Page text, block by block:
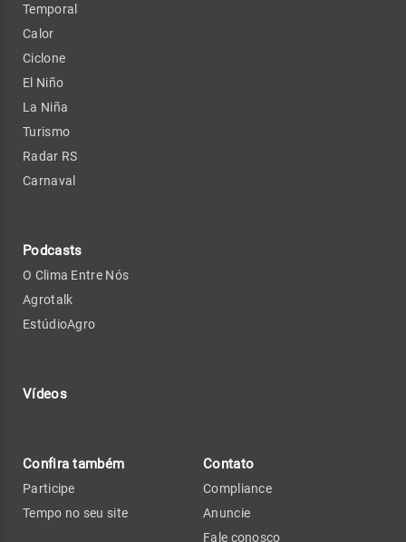
Temporal
Calor
Ciclone
El Niño
La Niña
Turismo
Radar RS
Carnaval
Podcasts
O Clima Entre Nós
Agrotalk
EstúdioAgro
Vídeos
Confira também
Participe
Tempo no seu site
Contato
Compliance
Anuncie
Fale conosco